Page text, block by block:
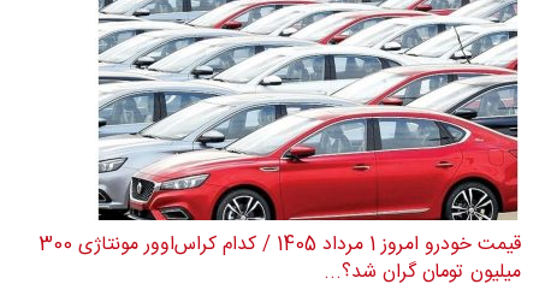
قیمت خودرو امروز 1 مرداد 1405 / کدام کراس‌اوور مونتاژی 300
میلیون تومان گران شد؟...